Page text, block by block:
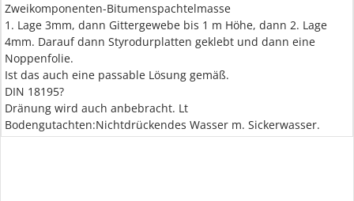
Zweikomponenten-Bitumenspachtelmasse
1. Lage 3mm, dann Gittergewebe bis 1 m Höhe, dann 2. Lage
4mm. Darauf dann Styrodurplatten geklebt und dann eine
Noppenfolie.
Ist das auch eine passable Lösung gemäß.
DIN 18195?
Dränung wird auch anbebracht. Lt
Bodengutachten:Nichtdrückendes Wasser m. Sickerwasser.